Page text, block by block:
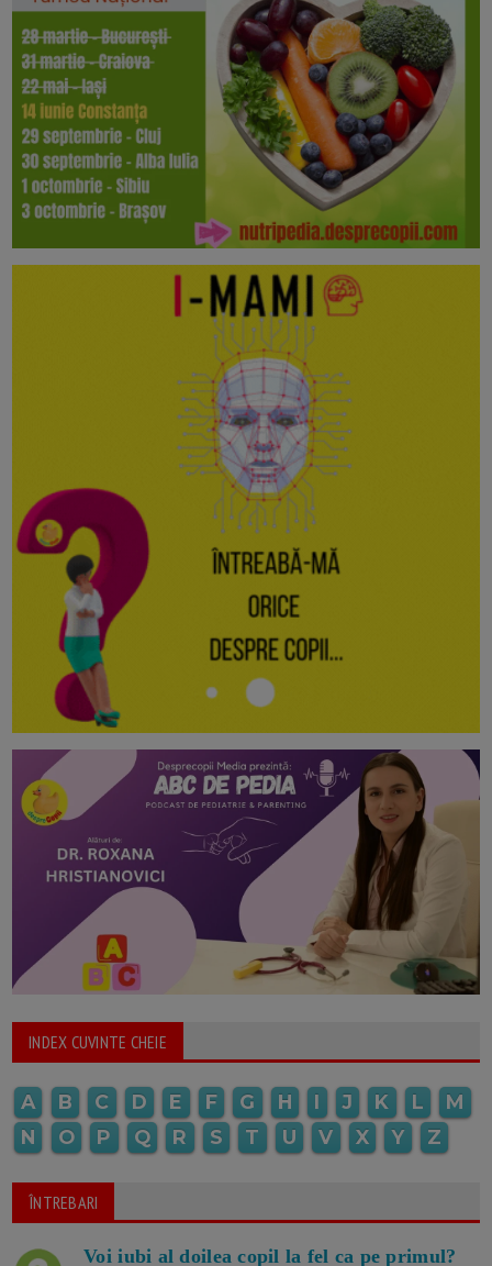
INDEX CUVINTE CHEIE
A B C D E F G H I J K L
M
N
O P Q R S T U V X Y Z
ÎNTREBARI
Voi iubi al doilea copil la fel ca pe primul?